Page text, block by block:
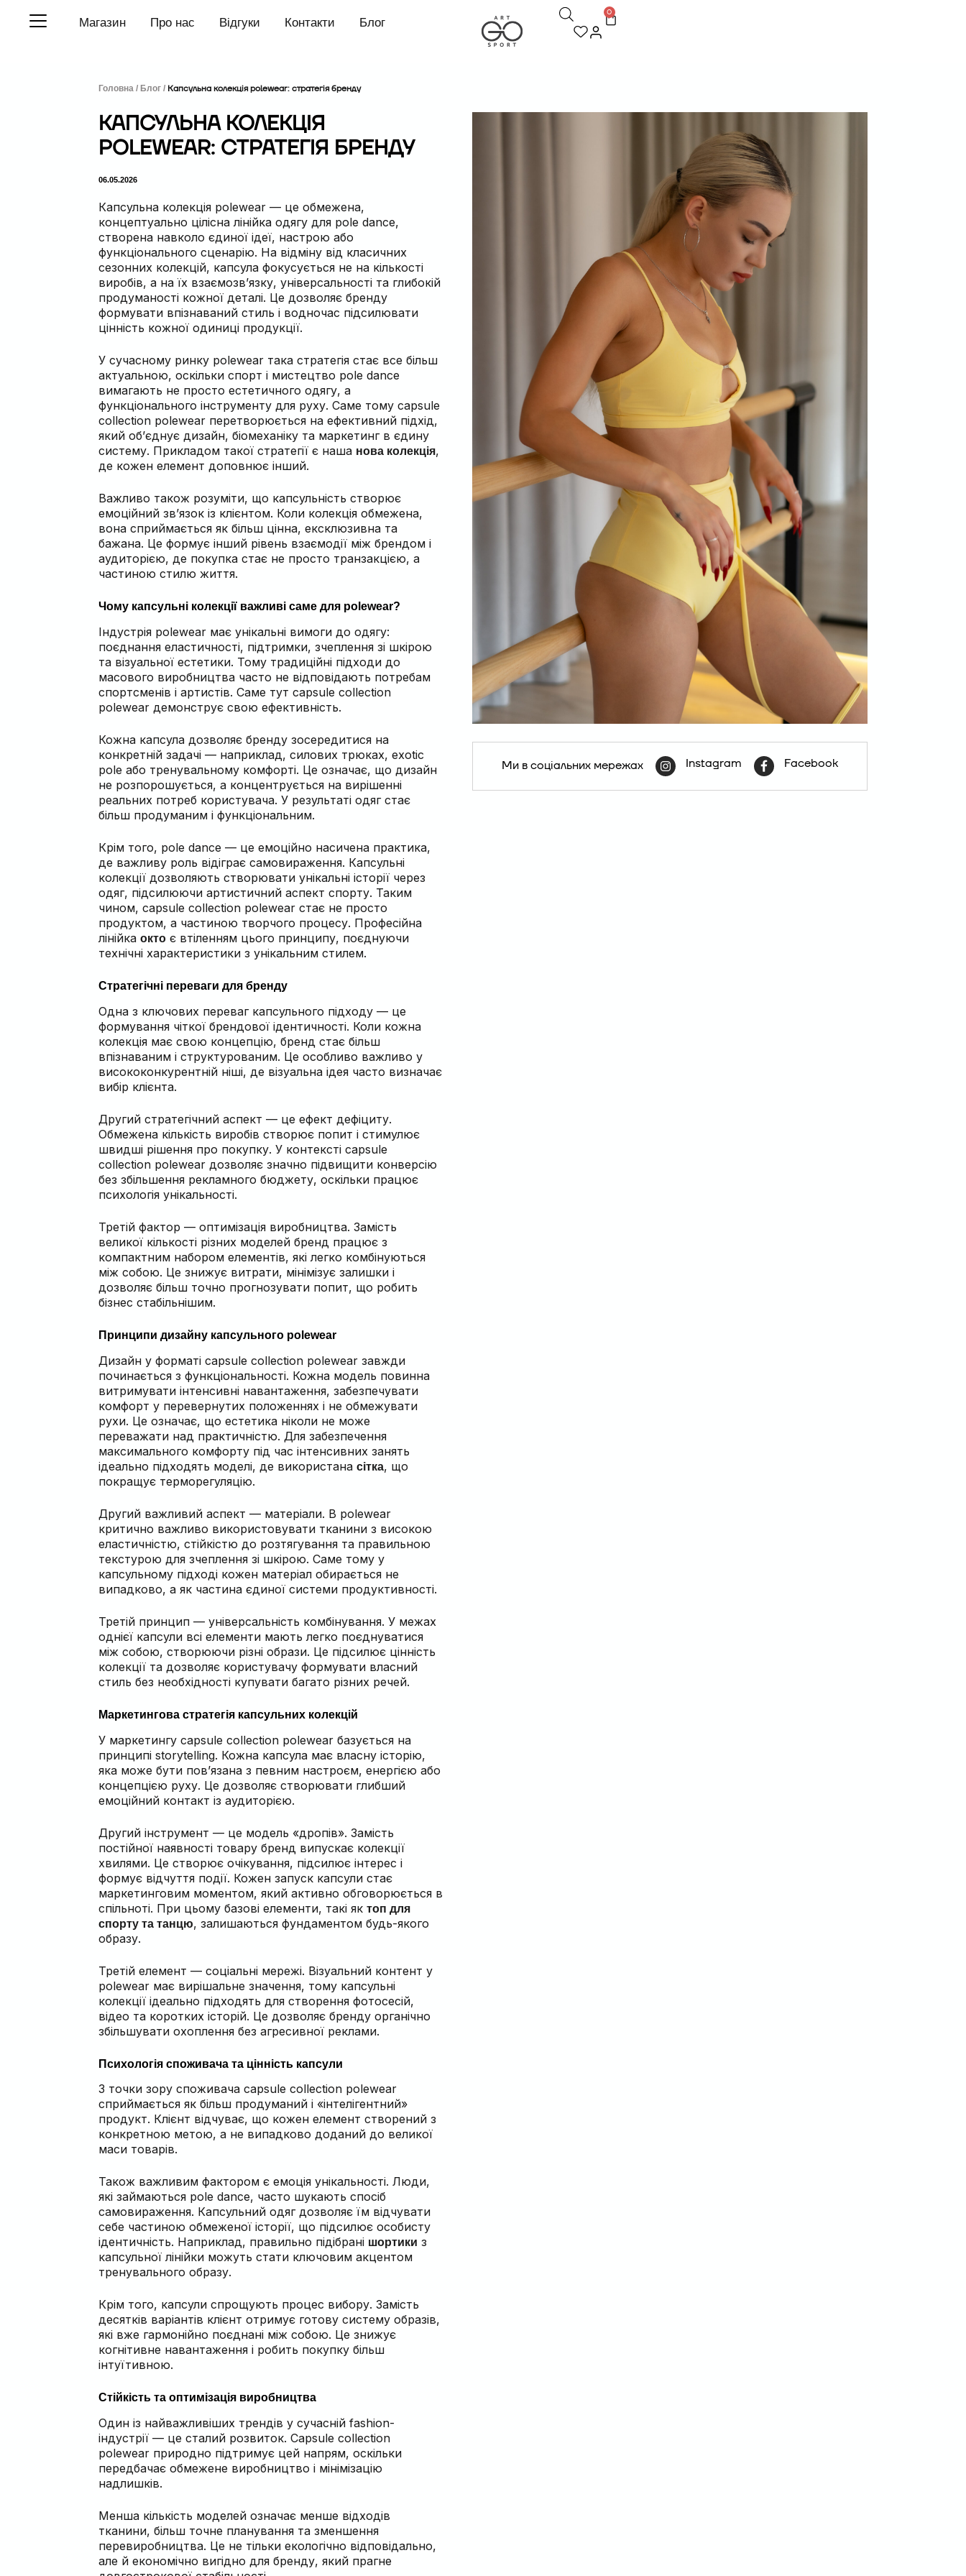
Магазин Про нас Відгуки Контакти Блог
0
Головна / Блог / Капсульна колекція polewear: стратегія бренду
КАПСУЛЬНА КОЛЕКЦІЯ
POLEWEAR: СТРАТЕГІЯ БРЕНДУ
06.05.2026
Капсульна колекція polewear — це обмежена,
концептуально цілісна лінійка одягу для pole dance,
створена навколо єдиної ідеї, настрою або
функціонального сценарію. На відміну від класичних
сезонних колекцій, капсула фокусується не на кількості
виробів, а на їх взаємозв’язку, універсальності та глибокій
продуманості кожної деталі. Це дозволяє бренду
формувати впізнаваний стиль і водночас підсилювати
цінність кожної одиниці продукції.
У сучасному ринку polewear така стратегія стає все більш
актуальною, оскільки спорт і мистецтво pole dance
вимагають не просто естетичного одягу, а
функціонального інструменту для руху. Саме тому capsule
collection polewear перетворюється на ефективний підхід,
який об’єднує дизайн, біомеханіку та маркетинг в єдину
систему. Прикладом такої стратегії є наша нова колекція,
де кожен елемент доповнює інший.
Важливо також розуміти, що капсульність створює
емоційний зв’язок із клієнтом. Коли колекція обмежена,
вона сприймається як більш цінна, ексклюзивна та
бажана. Це формує інший рівень взаємодії між брендом і
аудиторією, де покупка стає не просто транзакцією, а
частиною стилю життя.
Чому капсульні колекції важливі саме для polewear?
Індустрія polewear має унікальні вимоги до одягу:
поєднання еластичності, підтримки, зчеплення зі шкірою
та візуальної естетики. Тому традиційні підходи до
масового виробництва часто не відповідають потребам
спортсменів і артистів. Саме тут capsule collection
polewear демонструє свою ефективність.
Кожна капсула дозволяє бренду зосередитися на
конкретній задачі — наприклад, силових трюках, exotic
pole або тренувальному комфорті. Це означає, що дизайн
не розпорошується, а концентрується на вирішенні
реальних потреб користувача. У результаті одяг стає
більш продуманим і функціональним.
Крім того, pole dance — це емоційно насичена практика,
де важливу роль відіграє самовираження. Капсульні
колекції дозволяють створювати унікальні історії через
одяг, підсилюючи артистичний аспект спорту. Таким
чином, capsule collection polewear стає не просто
продуктом, а частиною творчого процесу. Професійна
лінійкаокто є втіленням цього принципу, поєднуючи
технічні характеристики з унікальним стилем.
Стратегічні переваги для бренду
Одна з ключових переваг капсульного підходу — це
формування чіткої брендової ідентичності. Коли кожна
колекція має свою концепцію, бренд стає більш
впізнаваним і структурованим. Це особливо важливо у
висококонкурентній ніші, де візуальна ідея часто визначає
вибір клієнта.
Другий стратегічний аспект — це ефект дефіциту.
Обмежена кількість виробів створює попит і стимулює
швидші рішення про покупку. У контексті capsule
collection polewear дозволяє значно підвищити конверсію
без збільшення рекламного бюджету, оскільки працює
психологія унікальності.
Третій фактор — оптимізація виробництва. Замість
великої кількості різних моделей бренд працює з
компактним набором елементів, які легко комбінуються
між собою. Це знижує витрати, мінімізує залишки і
дозволяє більш точно прогнозувати попит, що робить
бізнес стабільнішим.
Принципи дизайну капсульного polewear
Дизайн у форматі capsule collection polewear завжди
починається з функціональності. Кожна модель повинна
витримувати інтенсивні навантаження, забезпечувати
комфорт у перевернутих положеннях і не обмежувати
рухи. Це означає, що естетика ніколи не може
переважати над практичністю. Для забезпечення
максимального комфорту під час інтенсивних занять
ідеально підходять моделі, де використанасітка, що
покращує терморегуляцію.
Другий важливий аспект — матеріали. В polewear
критично важливо використовувати тканини з високою
еластичністю, стійкістю до розтягування та правильною
текстурою для зчеплення зі шкірою. Саме тому у
капсульному підході кожен матеріал обирається не
випадково, а як частина єдиної системи продуктивності.
Третій принцип — універсальність комбінування. У межах
однієї капсули всі елементи мають легко поєднуватися
між собою, створюючи різні образи. Це підсилює цінність
колекції та дозволяє користувачу формувати власний
стиль без необхідності купувати багато різних речей.
Маркетингова стратегія капсульних колекцій
У маркетингу capsule collection polewear базується на
принципі storytelling. Кожна капсула має власну історію,
яка може бути пов’язана з певним настроєм, енергією або
концепцією руху. Це дозволяє створювати глибший
емоційний контакт із аудиторією.
Другий інструмент — це модель «дропів». Замість
постійної наявності товару бренд випускає колекції
хвилями. Це створює очікування, підсилює інтерес і
формує відчуття події. Кожен запуск капсули стає
маркетинговим моментом, який активно обговорюється в
спільноті. При цьому базові елементи, такі яктоп для
спорту та танцю, залишаються фундаментом будь-якого
образу.
Третій елемент — соціальні мережі. Візуальний контент у
polewear має вирішальне значення, тому капсульні
колекції ідеально підходять для створення фотосесій,
відео та коротких історій. Це дозволяє бренду органічно
збільшувати охоплення без агресивної реклами.
Психологія споживача та цінність капсули
З точки зору споживача capsule collection polewear
сприймається як більш продуманий і «інтелігентний»
продукт. Клієнт відчуває, що кожен елемент створений з
конкретною метою, а не випадково доданий до великої
маси товарів.
Також важливим фактором є емоція унікальності. Люди,
які займаються pole dance, часто шукають спосіб
самовираження. Капсульний одяг дозволяє їм відчувати
себе частиною обмеженої історії, що підсилює особисту
ідентичність. Наприклад, правильно підібрані шортики з
капсульної лінійки можуть стати ключовим акцентом
тренувального образу.
Крім того, капсули спрощують процес вибору. Замість
десятків варіантів клієнт отримує готову систему образів,
які вже гармонійно поєднані між собою. Це знижує
когнітивне навантаження і робить покупку більш
інтуїтивною.
Стійкість та оптимізація виробництва
Один із найважливіших трендів у сучасній fashion-
індустрії — це сталий розвиток. Capsule collection
polewear природно підтримує цей напрям, оскільки
передбачає обмежене виробництво і мінімізацію
надлишків.
Менша кількість моделей означає менше відходів
тканини, більш точне планування та зменшення
перевиробництва. Це не тільки екологічно відповідально,
але й економічно вигідно для бренду, який прагне
Ми в соціальних мережах Instagram Facebook